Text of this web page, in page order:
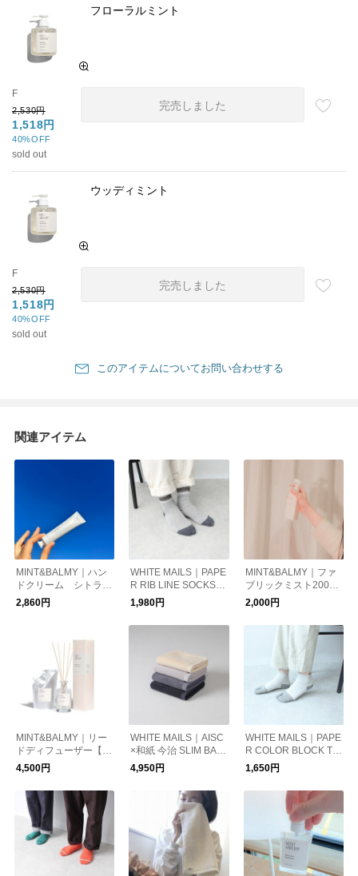
フローラルミント
F
2,530円
1,518円
40%OFF
sold out
完売しました
ウッディミント
F
2,530円
1,518円
40%OFF
sold out
完売しました
このアイテムについてお問い合わせする
関連アイテム
MINT&BALMY｜ハン
ドクリーム シトラス
ウッド LUKT by mint
&balmy 【ギフト】
2,860円
WHITE MAILS｜PAPE
R RIB LINE SOCKS
【UNISEX】【ギフ
ト】
1,980円
MINT&BALMY｜ファ
ブリックミスト200ml
【ギフト】【新生
活】
2,000円
MINT&BALMY｜リー
ドディフューザー【ギ
フト】【新生活】
4,500円
WHITE MAILS｜AISC
×和紙 今治 SLIM BAT
H TOWEL【ギフト】
4,950円
WHITE MAILS｜PAPE
R COLOR BLOCK TA
BI ANKLE SOCKS
【UNISEX】【ギフ
ト】
1,650円